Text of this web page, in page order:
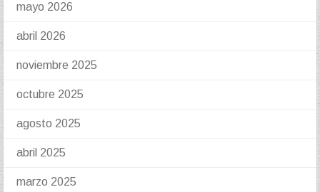
mayo 2026
abril 2026
noviembre 2025
octubre 2025
agosto 2025
abril 2025
marzo 2025